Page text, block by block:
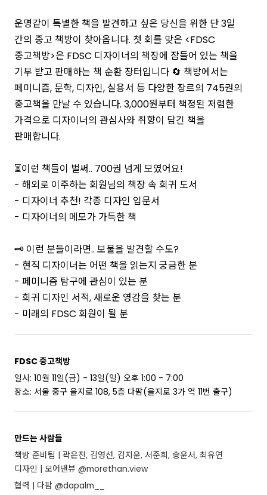
운명같이 특별한 책을 발견하고 싶은 당신을 위한 단 3일
간의 중고 책방이 찾아옵니다. 첫 회를 맞은 <FDSC
중고책방>은 FDSC 디자이너의 책장에 잠들어 있는 책을
기부 받고 판매하는 책 순환 장터입니다 🔄 책방에서는
페미니즘, 문학, 디자인, 실용서 등 다양한 장르의 745권의
중고책을 만날 수 있습니다. 3,000원부터 책정된 저렴한
가격으로 디자이너의 관심사와 취향이 담긴 책을
판매합니다.
⏳이런 책들이 벌써.. 700권 넘게 모였어요!
- 해외로 이주하는 회원님의 책장 속 희귀 도서
- 디자이너 추천! 각종 디자인 입문서
- 디자이너의 메모가 가득한 책
🗝️ 이런 분들이라면.. 보물을 발견할 수도?
- 현직 디자이너는 어떤 책을 읽는지 궁금한 분
- 페미니즘 탐구에 관심이 있는 분
- 희귀 디자인 서적, 새로운 영감을 찾는 분
- 미래의 FDSC 회원이 될 분
FDSC 중고책방
일시: 10월 11일(금) - 13일(일) 오후 1:00 - 7:00
장소: 서울 중구 을지로 108, 5층 다팜(을지로 3가 역 11번 출구)
만드는 사람들
책방 준비팀 | 곽은진, 김영선, 김지윤, 서준희, 송윤서, 최유연
디자인 | 모어댄뷰 @morethan.view
협력 | 다팜 @dapalm__